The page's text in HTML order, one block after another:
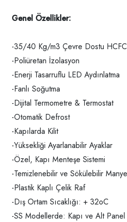
Genel Özellikler:
-35/40 Kg/m3 Çevre Dostu
-Poliüretan İzolasyon
-Enerji Tasarruflu LED Aydınlatma
-Fanlı Soğutma
-Dijital Termometre & Termostat
-Otomatik Defrost
-Kapılarda Kilit
-Yüksekliği Ayarlanabilir Ayaklar
-Özel, Kapı Menteşe Sistemi
-Temizlenebilir ve Sökülebilir
-Plastik Kaplı Çelik Raf
-Dış Ortam Sıcaklığı: + 32oC
-SS Modellerde: Kapı ve Alt Panel